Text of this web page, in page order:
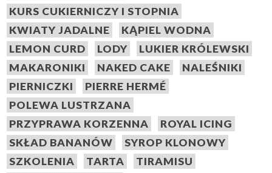
KURS CUKIERNICZY I STOPNIA
KWIATY JADALNE
KĄPIEL WODNA
LEMON CURD
LODY
LUKIER KRÓLEWSKI
MAKARONIKI
NAKED CAKE
NALEŚNIKI
PIERNICZKI
PIERRE HERMÉ
POLEWA LUSTRZANA
PRZYPRAWA KORZENNA
ROYAL ICING
SKŁAD BANANÓW
SYROP KLONOWY
SZKOLENIA
TARTA
TIRAMISU